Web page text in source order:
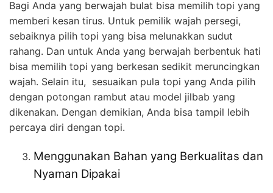
Bagi Anda yang berwajah bulat bisa memilih topi yang
memberi kesan tirus. Untuk pemilik wajah persegi,
sebaiknya pilih topi yang bisa melunakkan sudut
rahang. Dan untuk Anda yang berwajah berbentuk hati
bisa memilih topi yang berkesan sedikit meruncingkan
wajah. Selain itu, sesuaikan pula topi yang Anda pilih
dengan potongan rambut atau model jilbab yang
dikenakan. Dengan demikian, Anda bisa tampil lebih
percaya diri dengan topi.
Menggunakan Bahan yang Berkualitas dan
Nyaman Dipakai